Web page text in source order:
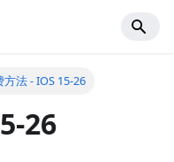
方法 - IOS 15-26
26